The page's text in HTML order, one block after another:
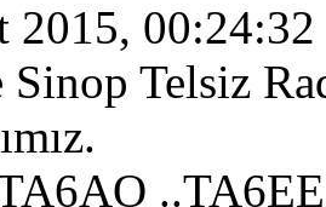
2015, 00:24:32
Sinop Telsiz